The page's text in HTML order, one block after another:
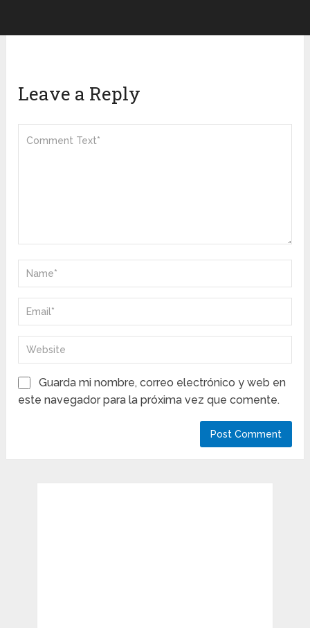
Leave a Reply
Guarda mi nombre, correo electrónico y web en
este navegador para la próxima vez que comente.